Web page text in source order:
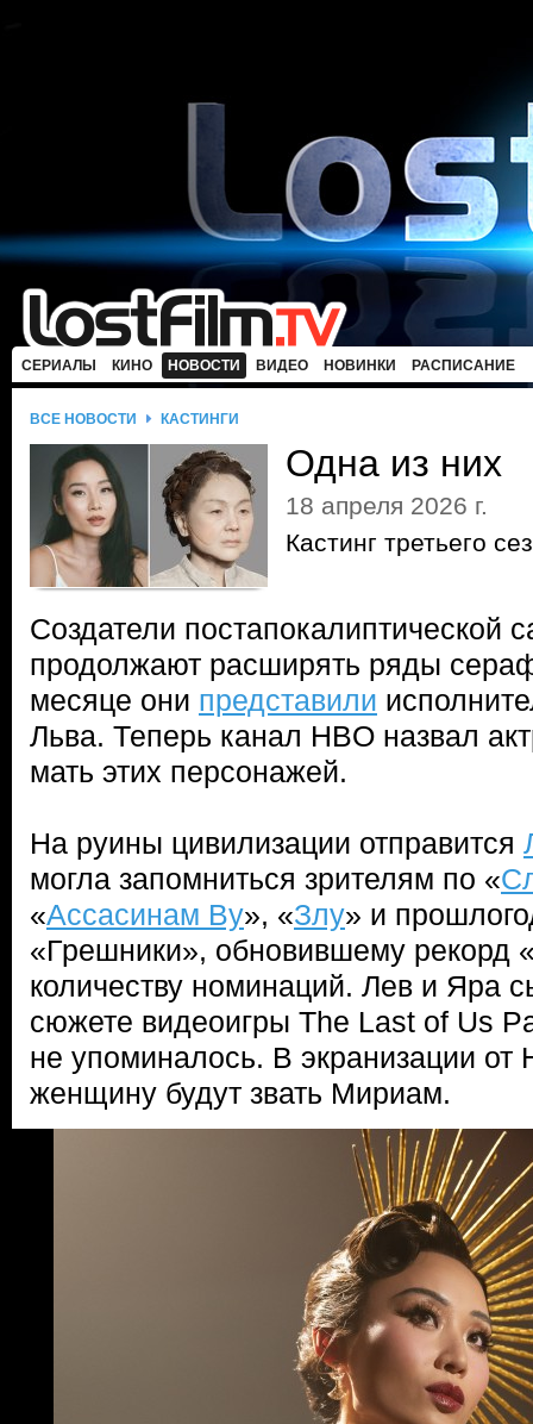
СЕРИАЛЫ КИНО НОВОСТИ ВИДЕО НОВИНКИ РАСПИСАНИЕ
ВСЕ НОВОСТИ КАСТИНГИ
Одна из них
18 апреля 2026 г.
Кастинг третьего
Создатели постапокалиптической
продолжают расширять ряды
месяце они представили
Льва. Теперь канал HBO назвал
мать этих персонажей.
На руины цивилизации отправится
могла запомниться зрителям по «
«Ассасинам Ву», «Злу» и
«Грешники», обновившему рекорд
количеству номинаций. Лев и Яра
сюжете видеоигры The Last of Us
не упоминалось. В экранизации от
женщину будут звать Мириам.